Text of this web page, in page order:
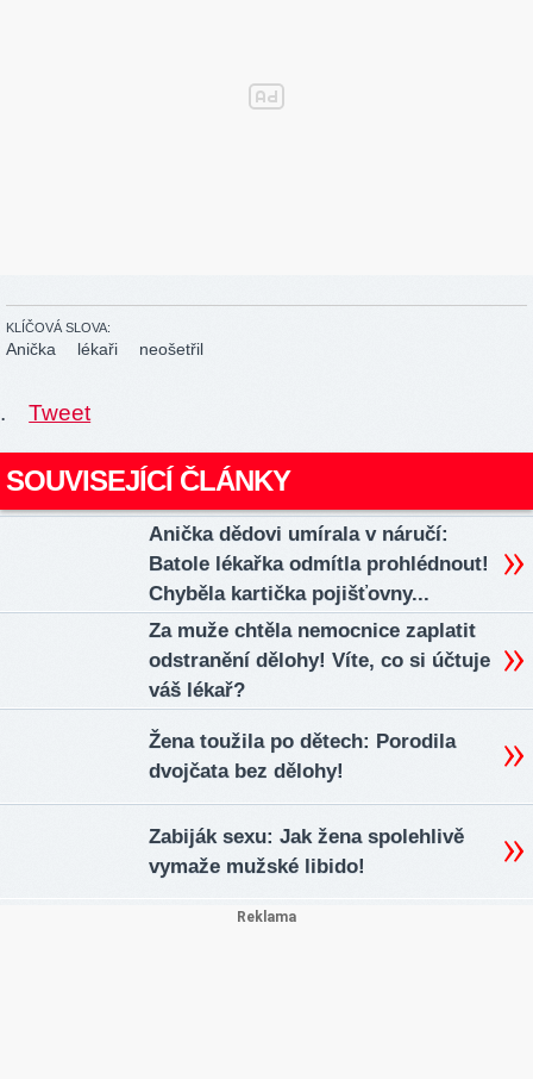
KLÍČOVÁ SLOVA:
Anička lékaři neošetřil
. Tweet
SOUVISEJÍCÍ ČLÁNKY
Anička dědovi umírala v náručí:
Batole lékařka odmítla prohlédnout!
Chyběla kartička pojišťovny...
Za muže chtěla nemocnice zaplatit
odstranění dělohy! Víte, co si účtuje
váš lékař?
Žena toužila po dětech: Porodila
dvojčata bez dělohy!
Zabiják sexu: Jak žena spolehlivě
vymaže mužské libido!